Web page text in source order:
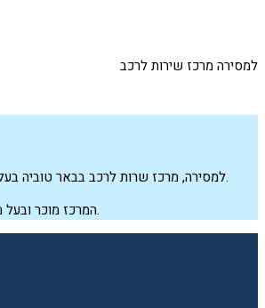
למסירה מרכז שירות לרכב
למסירה, מרכז שרות לרכב בבאר טוביה בעל בסטדנרטים ארופאיים.
המרכז מוכר ובעל מוניטין וחוג לקוחות גדול.